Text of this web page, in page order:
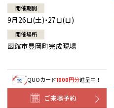
開催期間
9月26日(土)・27日(日)
開催場所
函館市豊岡町完成現場
QUOカード1000円分進呈中！
ご来場予約